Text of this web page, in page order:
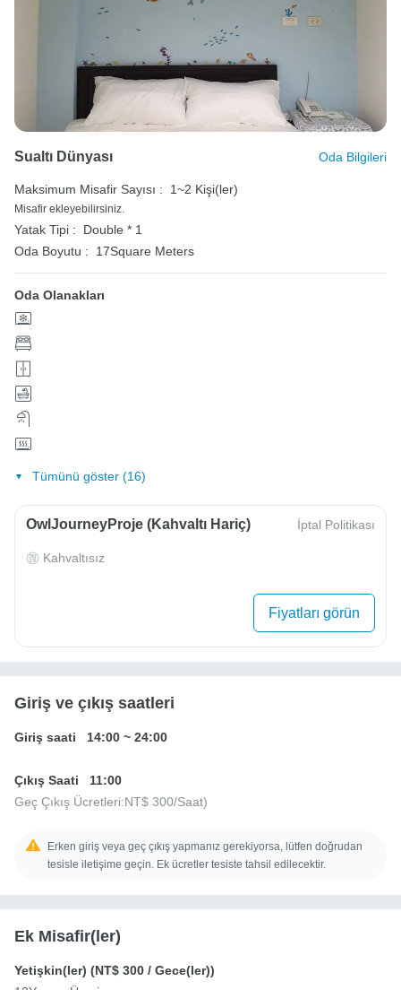
Sualtı Dünyası Oda Bilgileri
Maksimum Misafir Sayısı : 1~2 Kişi(ler)
Misafir ekleyebilirsiniz.
Yatak Tipi :
Double * 1
Oda Boyutu :
17Square Meters
Oda Olanakları
Tümünü göster (16)
OwlJourneyProje (Kahvaltı Hariç) İptal Politikası
Kahvaltısız
Fiyatları görün
Giriş ve çıkış saatleri
Giriş saati 14:00 ~ 24:00
Çıkış Saati
11:00
Geç Çıkış Ücretleri:NT$ 300/Saat)
Erken giriş veya geç çıkış yapmanız gerekiyorsa, lütfen doğrudan
tesisle iletişime geçin. Ek ücretler tesiste tahsil edilecektir.
Ek Misafir(ler)
Yetişkin(ler) (NT$ 300 / Gece(ler))